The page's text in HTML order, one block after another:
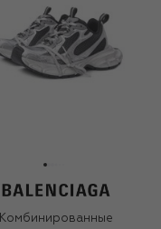
Комбинированные